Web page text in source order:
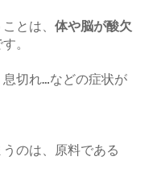
ことは、体や脳が酸欠
。
切れ…などの症状が
のは、原料である